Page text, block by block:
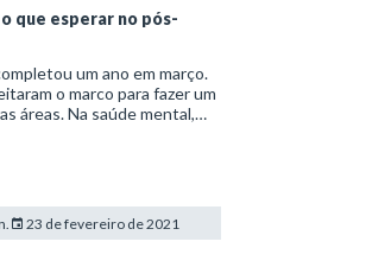
que esperar no pós-
um ano em março.
o marco para fazer um
áreas. Na saúde mental,
depressão e
23 de fevereiro de 2021